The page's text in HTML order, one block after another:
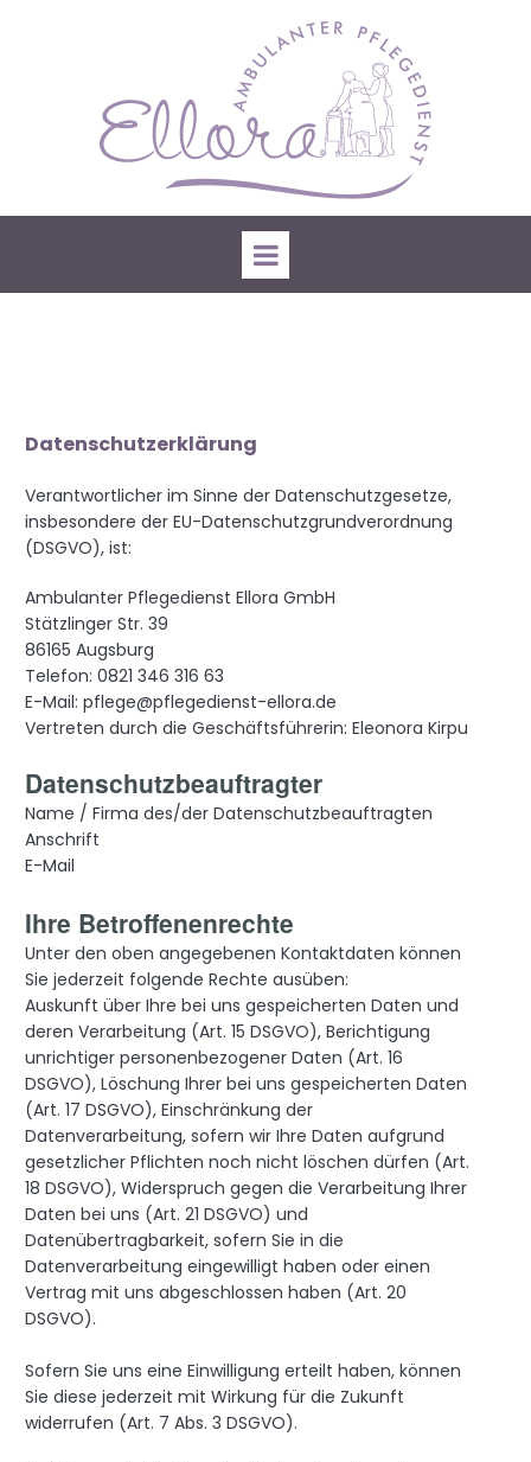
Datenschutzerklärung
Verantwortlicher im Sinne der Datenschutzgesetze,
insbesondere der EU-Datenschutzgrundverordnung
(DSGVO), ist:
Ambulanter Pflegedienst Ellora GmbH
Stätzlinger Str. 39
86165 Augsburg
Telefon: 0821 346 316 63
E-Mail: pflege@pflegedienst-ellora.de
Vertreten durch die Geschäftsführerin: Eleonora Kirpu
Datenschutzbeauftragter
Name / Firma des/der Datenschutzbeauftragten
Anschrift
E-Mail
Ihre Betroffenenrechte
Unter den oben angegebenen Kontaktdaten können
Sie jederzeit folgende Rechte ausüben:
Auskunft über Ihre bei uns gespeicherten Daten und
deren Verarbeitung (Art. 15 DSGVO), Berichtigung
unrichtiger personenbezogener Daten (Art. 16
DSGVO), Löschung Ihrer bei uns gespeicherten Daten
(Art. 17 DSGVO), Einschränkung der
Datenverarbeitung, sofern wir Ihre Daten aufgrund
gesetzlicher Pflichten noch nicht löschen dürfen (Art.
18 DSGVO), Widerspruch gegen die Verarbeitung Ihrer
Daten bei uns (Art. 21 DSGVO) und
Datenübertragbarkeit, sofern Sie in die
Datenverarbeitung eingewilligt haben oder einen
Vertrag mit uns abgeschlossen haben (Art. 20
DSGVO).
Sofern Sie uns eine Einwilligung erteilt haben, können
Sie diese jederzeit mit Wirkung für die Zukunft
widerrufen (Art. 7 Abs. 3 DSGVO).